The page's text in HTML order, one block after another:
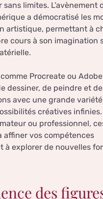
limites. L’avènement
a démocratisé les
artistique, permettant à
cours à son imagination
Procreate ou
dessiner, de peindre et
avec une grande variété
créatives infinies.
ou professionnel,
affiner vos compétences
à explorer de nouvelles
des